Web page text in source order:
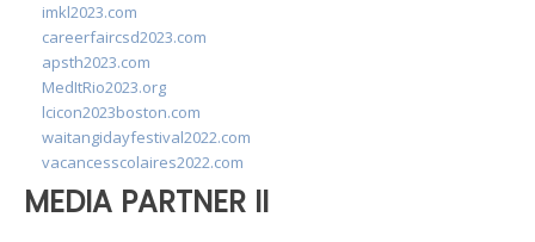
imkl2023.com
careerfaircsd2023.com
apsth2023.com
MedItRio2023.org
lcicon2023boston.com
waitangidayfestival2022.com
vacancesscolaires2022.com
MEDIA PARTNER II